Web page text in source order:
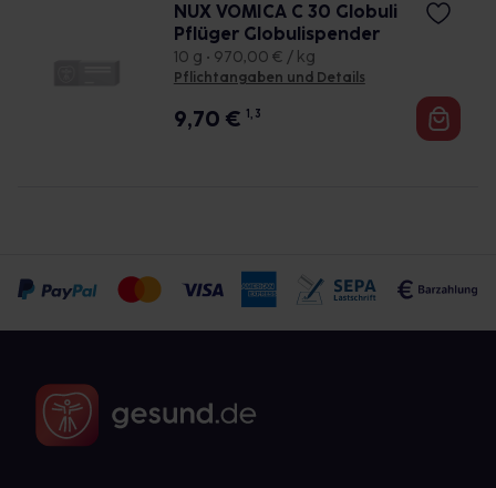
NUX VOMICA C 30 Globuli
Pflüger Globulispender
10 g • 970,00 € / kg
Pflichtangaben und Details
9,70 € 1, 3